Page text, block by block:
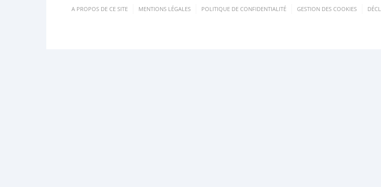
A PROPOS DE CE SITE MENTIONS LÉGALES POLITIQUE DE CONFIDENTIALITÉ GESTION DES COOKIES